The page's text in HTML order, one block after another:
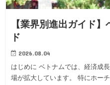
【業界別進出ガイド
ド
2026.08.04
はじめに ベトナムでは、経済成
場が拡大しています。 特にホー